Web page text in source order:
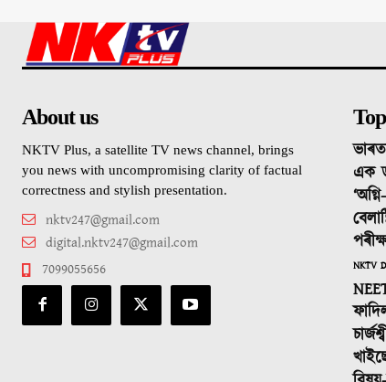
About us
NKTV Plus, a satellite TV news channel, brings
you news with uncompromising clarity of factual
correctness and stylish presentation.
nktv247@gmail.com
digital.nktv247@gmail.com
7099055656
এক
NKTV